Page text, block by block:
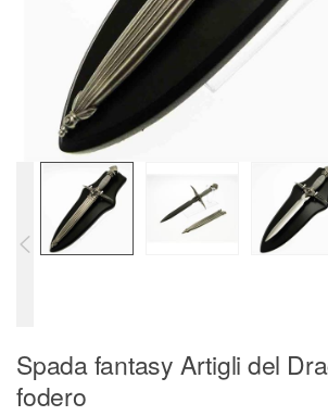
Spada fantasy Artigli del
fodero